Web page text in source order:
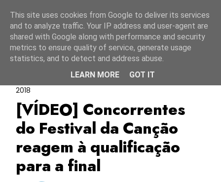
Diogo Piçarra FC2018
Festival Da Canção
2018
[VÍDEO] Concorrentes
do Festival da Canção
reagem à qualificação
para a final
This site uses cookies from Google to deliver its services
and to analyze traffic. Your IP address and user-agent are
shared with Google along with performance and security
metrics to ensure quality of service, generate usage
statistics, and to detect and address abuse.
LEARN MORE
GOT IT